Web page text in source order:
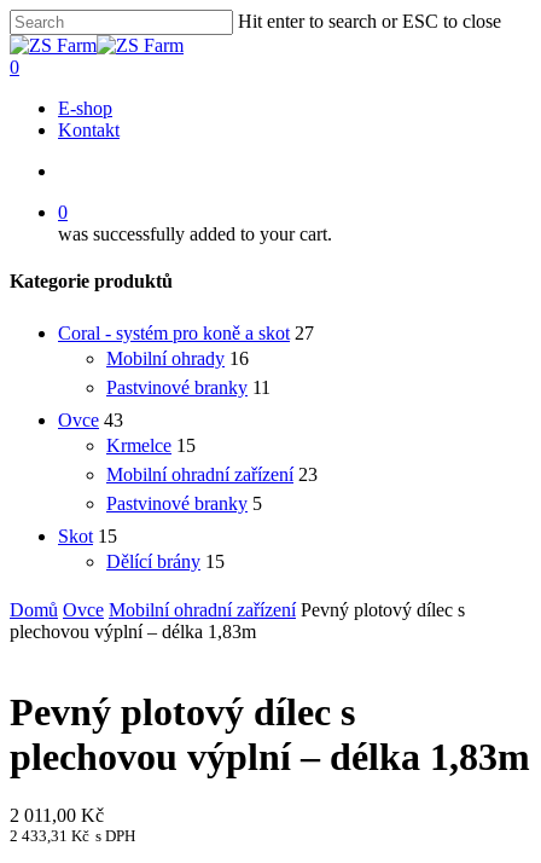
Skip
to
main
Hit enter to search or ESC to close
Close
Search
account
0
E-shop
Kontakt
0
was successfully added to your cart.
Kategorie produktů
Coral - systém pro koně a skot 27
Mobilní ohrady 16
Pastvinové branky 11
Ovce 43
Krmelce 15
Mobilní ohradní zařízení 23
Pastvinové branky 5
Skot 15
Dělící brány 15
Domů Ovce Mobilní ohradní zařízení Pevný plotový dílec s
plechovou výplní – délka 1,83m
Pevný plotový dílec s
plechovou výplní – délka 1,83m
2 011,00 Kč
2 433,31 Kč s DPH